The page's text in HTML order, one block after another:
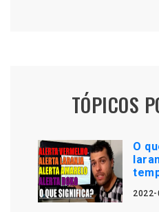
TÓPICOS
O